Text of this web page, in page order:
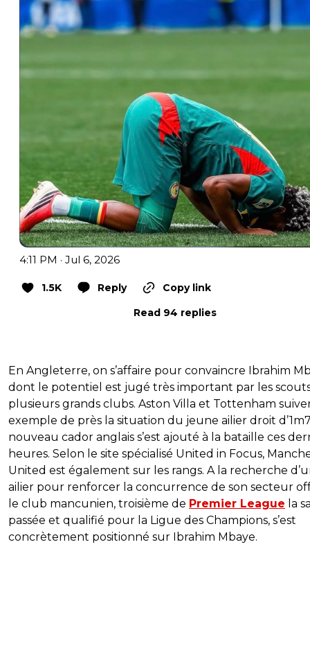
4:11 PM · Jul 6, 2026
1.5K Reply
Copy link
Read 94 replies
En Angleterre, on s’affaire pour convaincre Ibrahim
dont le potentiel est jugé très important par les
plusieurs grands clubs. Aston Villa et Tottenham
exemple de près la situation du jeune ailier droit
nouveau cador anglais s’est ajouté à la bataille ces
heures. Selon le site spécialisé United in Focus,
United est également sur les rangs. A la recherche
ailier pour renforcer la concurrence de son secteur
le club mancunien, troisième de Premier League la
passée et qualifié pour la Ligue des Champions, s’est
concrètement positionné sur Ibrahim Mbaye.